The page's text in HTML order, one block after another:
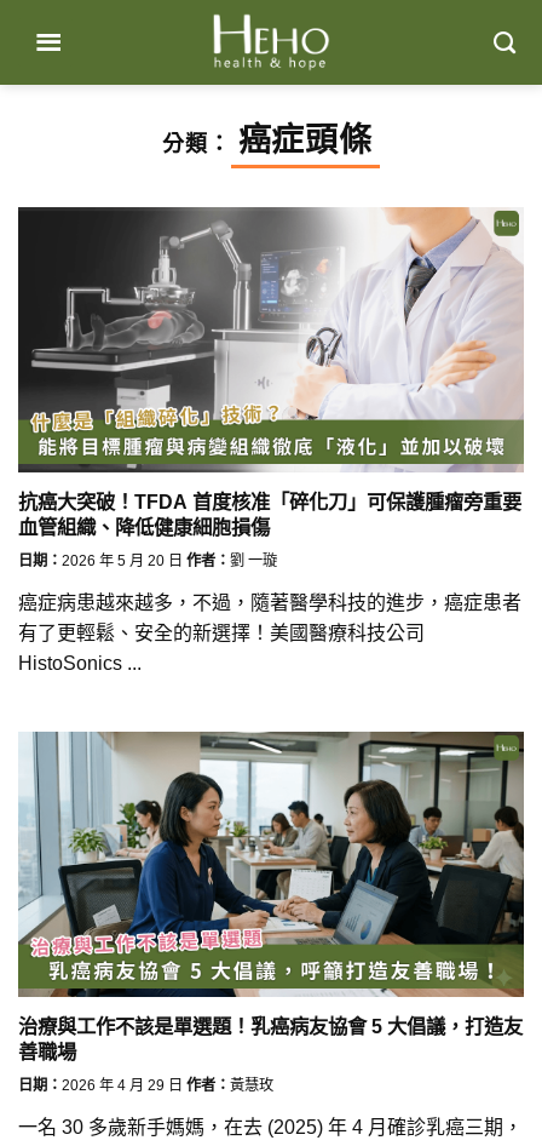
content
分類： 癌症頭條
抗癌大突破！TFDA 首度核准「碎化刀」可保護腫瘤旁重要
血管組織、降低健康細胞損傷
日期： 2026 年 5 月 20 日 作者： 劉 一璇
癌症病患越來越多，不過，隨著醫學科技的進步，癌症患者
有了更輕鬆、安全的新選擇！美國醫療科技公司
HistoSonics ...
治療與工作不該是單選題！乳癌病友協會 5 大倡議，打造友
善職場
日期： 2026 年 4 月 29 日 作者： 黃慧玫
一名 30 多歲新手媽媽，在去 (2025) 年 4 月確診乳癌三期，